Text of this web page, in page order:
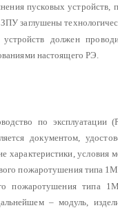
пусковых устройств,
заглушены
должен
настоящего РЭ.
по эксплуатации
документом,
характеристики, условия
пожаротушения типа
пожаротушения типа
– модуль,